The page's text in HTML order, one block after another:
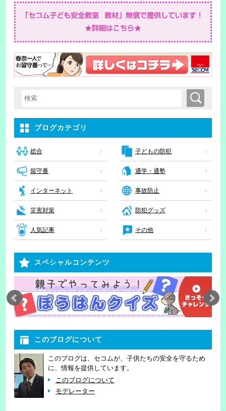
検索キーワード入力 検索
ブログカテゴリ
総合 子どもの防犯
留守番 通学・通塾
インターネット 事故防止
災害対策 防犯グッズ
人気記事 その他
スペシャルコンテンツ
このブログについて
このブログは、セコムが、子供たちの安全を守るため
に、情報を提供しています。
このブログについて
モデレーター